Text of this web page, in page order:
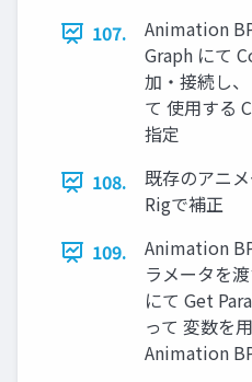
107.
Animation
Graph にて
加・接続し
て 使用する
指定
108.
既存のアニ
Rigで補正
109.
Animation
ラメータを
にて Get
って 変数を
Animation